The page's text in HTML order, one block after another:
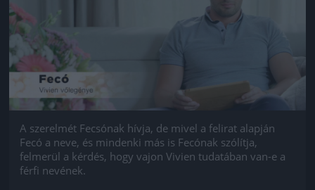
A szerelmét Fecsónak hívja, de mivel a felirat alapján
Fecó a neve, és mindenki más is Fecónak szólítja,
felmerül a kérdés, hogy vajon Vivien tudatában van-e a
férfi nevének.